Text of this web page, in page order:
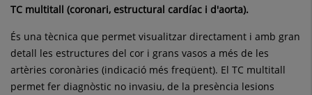
TC multitall (coronari, estructural cardíac i d'aorta).
És una tècnica que permet visualitzar directament i amb gran
detall les estructures del cor i grans vasos a més de les
artèries coronàries (indicació més freqüent). El TC multitall
permet fer diagnòstic no invasiu, de la presència lesions